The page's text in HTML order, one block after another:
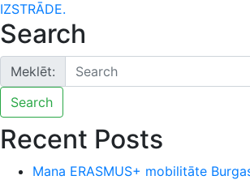
IZSTRĀDE.
Search
Meklēt:
Search
Recent Posts
Mana ERASMUS+ mobilitāte